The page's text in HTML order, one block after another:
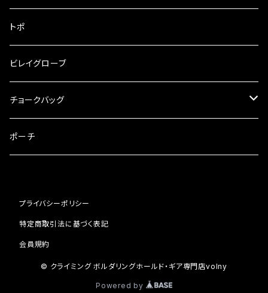
MADROCK
トポ
ビレイグローブ
チョークバッグ
MUDHAND
ポーチ
プライバシーポリシー
特定商取引法に基づく表記
会員規約
© クライミング ボルダリングホールド・ギア専門店volny
Powered by